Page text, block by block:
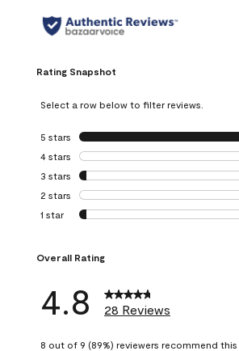
Rating Snapshot
Select a row below to filter reviews.
5 stars stars
4 stars stars
3 stars stars
2 stars stars
1 star stars
Overall Rating
4.8 28 Reviews
8 out of 9 (89%) reviewers recommend